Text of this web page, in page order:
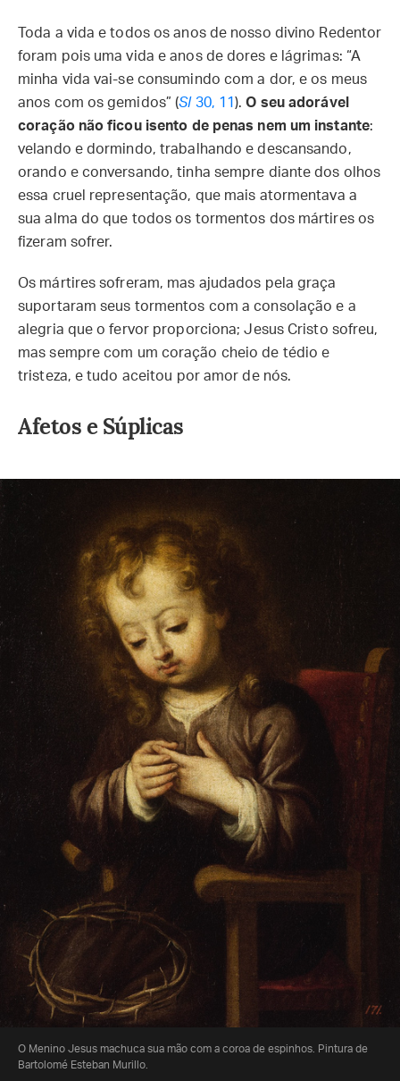
Toda a vida e todos os anos de nosso divino Redentor
foram pois uma vida e anos de dores e lágrimas: “A
minha vida vai-se consumindo com a dor, e os meus
anos com os gemidos” (Sl 30, 11).O seu adorável
coração não ficou isento de penas nem um instante:
velando e dormindo, trabalhando e descansando,
orando e conversando, tinha sempre diante dos olhos
essa cruel representação, que mais atormentava a
sua alma do que todos os tormentos dos mártires os
fizeram sofrer.
Os mártires sofreram, mas ajudados pela graça
suportaram seus tormentos com a consolação e a
alegria que o fervor proporciona; Jesus Cristo sofreu,
mas sempre com um coração cheio de tédio e
tristeza, e tudo aceitou por amor de nós.
Afetos e Súplicas
O Menino Jesus machuca sua mão com a coroa de espinhos. Pintura de
Bartolomé Esteban Murillo.